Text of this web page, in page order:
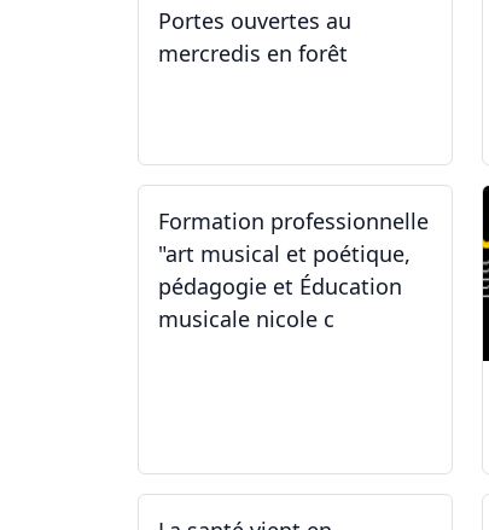
Portes ouvertes au
mercredis en forêt
Formation professionnelle
"art musical et poétique,
pédagogie et Éducation
musicale nicole c